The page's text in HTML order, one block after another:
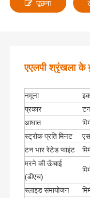
पूछना
एएलपी श्रृंखला के
नमूना
प्रकार
आघात
स्ट्रोक प्रति मिनट
टन भार रेटेड प्वाइंट
मरने की ऊँचाई
(डीएच)
स्लाइड समायोजन